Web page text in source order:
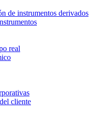
de instrumentos derivados
real
cliente